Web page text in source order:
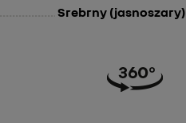
Srebrny (jasnoszary)